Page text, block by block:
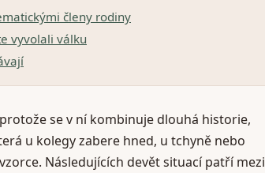
členy rodiny
vyvolali válku
se v ní kombinuje dlouhá historie,
u kolegy zabere hned, u tchyně nebo
Následujících devět situací patří mezi